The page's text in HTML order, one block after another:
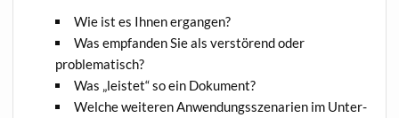
Wie ist es Ihnen ergangen?
Was emp­fan­den Sie als ver­stö­rend oder
problematisch?
Was „leis­tet“ so ein Dokument?
Wel­che wei­te­ren Anwen­dungs­sze­na­ri­en im Unter­